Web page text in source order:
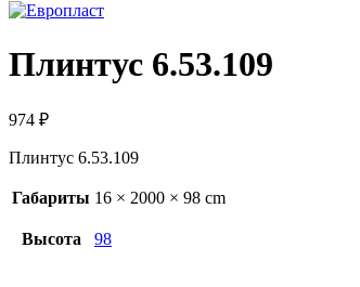
Плинтус 6.53.109
974 ₽
Плинтус 6.53.109
Габариты 16 × 2000 × 98 cm
Высота 98